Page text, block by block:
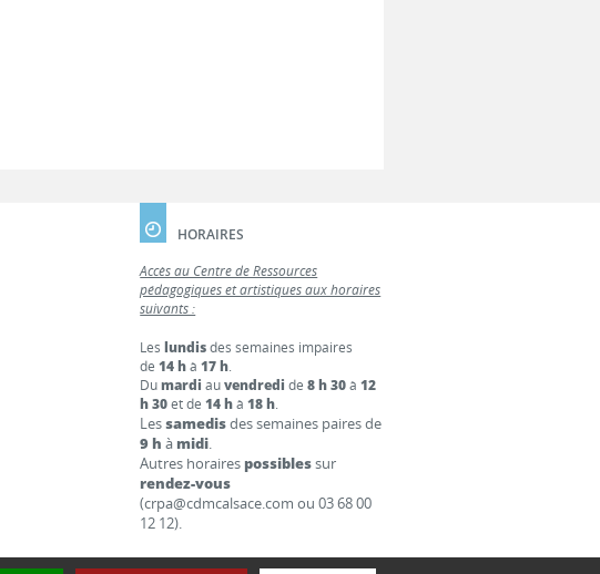
HORAIRES
Accès au Centre de Ressources
pédagogiques et artistiques aux horaires
suivants :
Leslundisdes semaines impaires
de14 hà17 h.
Dumardi auvendredi de8 h 30à12
h 30et de14 hà18 h.
Lessamedisdes semaines paires de
9 h à midi.
Autres horaires possiblessur
rendez-vous
(crpa@cdmcalsace.com ou 03 68 00
12 12).